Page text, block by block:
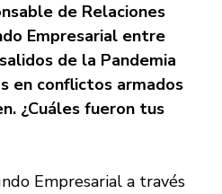
de Relaciones
Empresarial entre
de la Pandemia
en conflictos armados
¿Cuáles fueron tus
Empresarial a través